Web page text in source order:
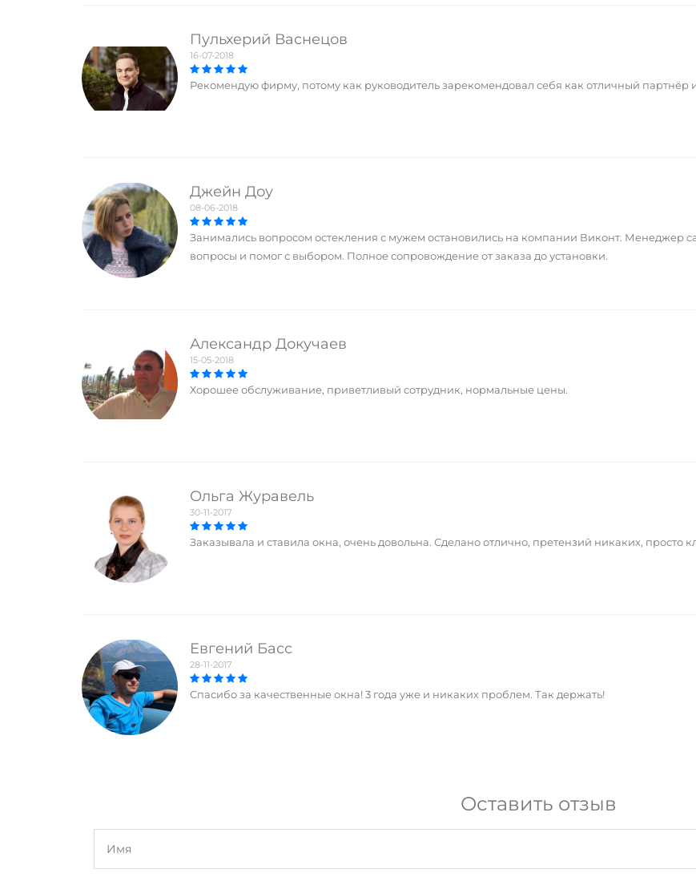
Пульхерий Васнецов
16-07-2018
Рекомендую фирму, потому как руководитель зарекомендовал себя как отличный партнёр
Джейн Доу
08-06-2018
Занимались вопросом остекления с мужем остановились на компании Виконт. Менеджер
вопросы и помог с выбором. Полное сопровождение от заказа до установки.
Александр Докучаев
15-05-2018
Хорошее обслуживание, приветливый сотрудник, нормальные цены.
Ольга Журавель
30-11-2017
Заказывала и ставила окна, очень довольна. Сделано отлично, претензий никаких, просто
Евгений Басс
28-11-2017
Спасибо за качественные окна! 3 года уже и никаких проблем. Так держать!
Оставить отзыв